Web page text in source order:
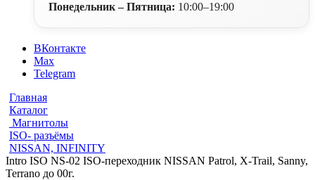
Понедельник – Пятница: 10:00–19:00
ВКонтакте
Max
Telegram
Главная
Каталог
Магнитолы
ISO- разъёмы
NISSAN, INFINITY
Intro ISO NS-02 ISO-переходник NISSAN Patrol, X-Trail, Sanny,
Terrano до 00г.